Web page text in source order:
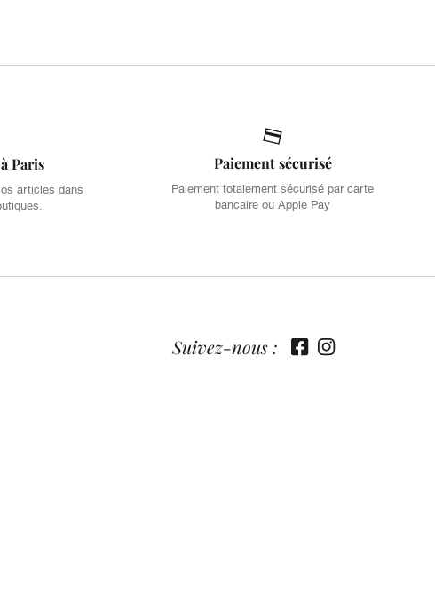
Paris
articles dans
Paiement sécurisé
Paiement totalement sécurisé par carte
bancaire ou Apple Pay
Suivez-nous :